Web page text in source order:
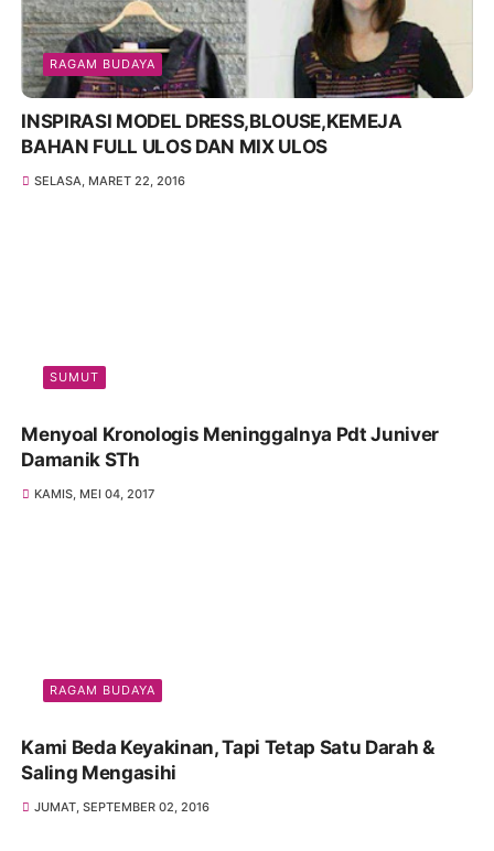
RAGAM BUDAYA
INSPIRASI MODEL DRESS,BLOUSE,KEMEJA
BAHAN FULL ULOS DAN MIX ULOS
SELASA, MARET 22, 2016
SUMUT
Menyoal Kronologis Meninggalnya Pdt Juniver
Damanik STh
KAMIS, MEI 04, 2017
RAGAM BUDAYA
Kami Beda Keyakinan, Tapi Tetap Satu Darah &
Saling Mengasihi
JUMAT, SEPTEMBER 02, 2016